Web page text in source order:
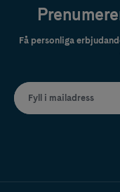
Få personliga
Fyll i mailadress